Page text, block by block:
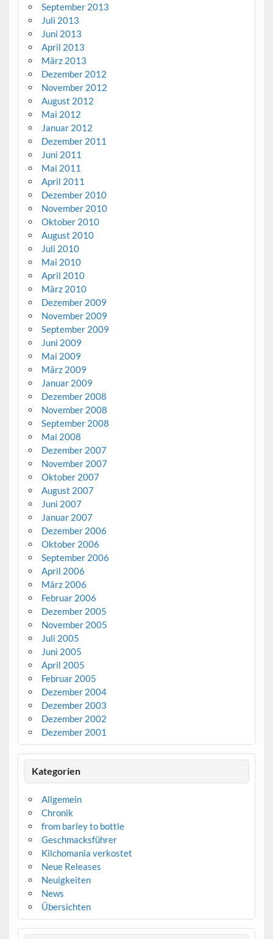
September 2013
Juli 2013
Juni 2013
April 2013
März 2013
Dezember 2012
November 2012
August 2012
Mai 2012
Januar 2012
Dezember 2011
Juni 2011
Mai 2011
April 2011
Dezember 2010
November 2010
Oktober 2010
August 2010
Juli 2010
Mai 2010
April 2010
März 2010
Dezember 2009
November 2009
September 2009
Juni 2009
Mai 2009
März 2009
Januar 2009
Dezember 2008
November 2008
September 2008
Mai 2008
Dezember 2007
November 2007
Oktober 2007
August 2007
Juni 2007
Januar 2007
Dezember 2006
Oktober 2006
September 2006
April 2006
März 2006
Februar 2006
Dezember 2005
November 2005
Juli 2005
Juni 2005
April 2005
Februar 2005
Dezember 2004
Dezember 2003
Dezember 2002
Dezember 2001
Kategorien
Allgemein
Chronik
from barley to bottle
Geschmacksführer
Kilchomania verkostet
Neue Releases
Neuigkeiten
News
Übersichten